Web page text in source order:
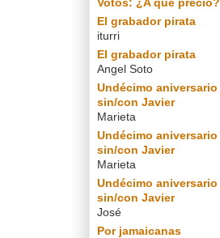
El grabador pirata
iturri
El grabador pirata
Angel Soto
Undécimo aniversario
sin/con Javier
Marieta
Undécimo aniversario
sin/con Javier
Marieta
Undécimo aniversario
sin/con Javier
José
Por jamaicanas